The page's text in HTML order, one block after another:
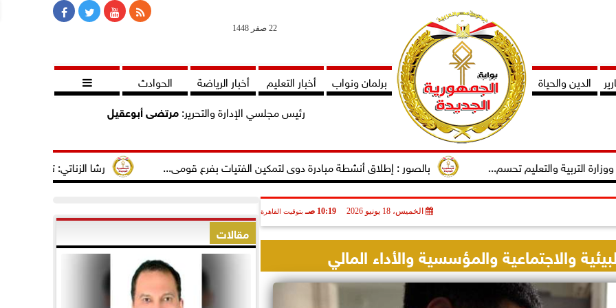
22 صفر 1448
الدين والحياة برلمان ونواب أخبار التعليم أخبار الرياضة الحوادث

رئيس مجلسي الإدارة والتحرير:مرتضى أبوعقيل
رشا الزناتي: تهنئ النائب مصطفى بالصور : إطلاق أنشطة مبادرة دوى لتمكين الفتيات بفرع قومى... والتعليم تحسم...
الخميس، 18 يونيو 2026 10:19 صـ بتوقيت القاهرة
والاجتماعية والمؤسسية والأداء المالي
مقالات